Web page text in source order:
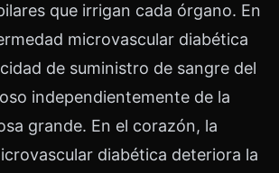
que irrigan cada órgano. En
microvascular diabética
de suministro de sangre del
independientemente de la
grande. En el corazón, la
diabética deteriora la